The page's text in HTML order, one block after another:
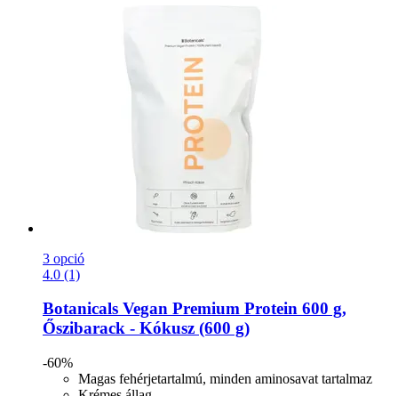
3 opció
4.0 (1)
Botanicals Vegan Premium Protein 600 g,
Őszibarack -​ Kókusz (600 g)
-60%
Magas fehérjetartalmú, minden aminosavat tartalmaz